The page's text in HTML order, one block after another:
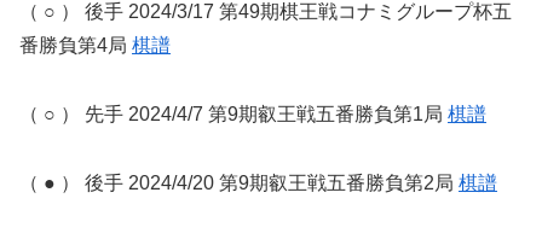
（ ○ ） 後手 2024/3/17 第49期棋王戦コナミグループ杯五
番勝負第4局 棋譜
（ ○ ） 先手 2024/4/7 第9期叡王戦五番勝負第1局 棋譜
（ ● ） 後手 2024/4/20 第9期叡王戦五番勝負第2局 棋譜